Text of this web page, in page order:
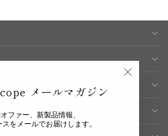
メールマガジン
ファー、新製品情報、
スをメールでお届けします。